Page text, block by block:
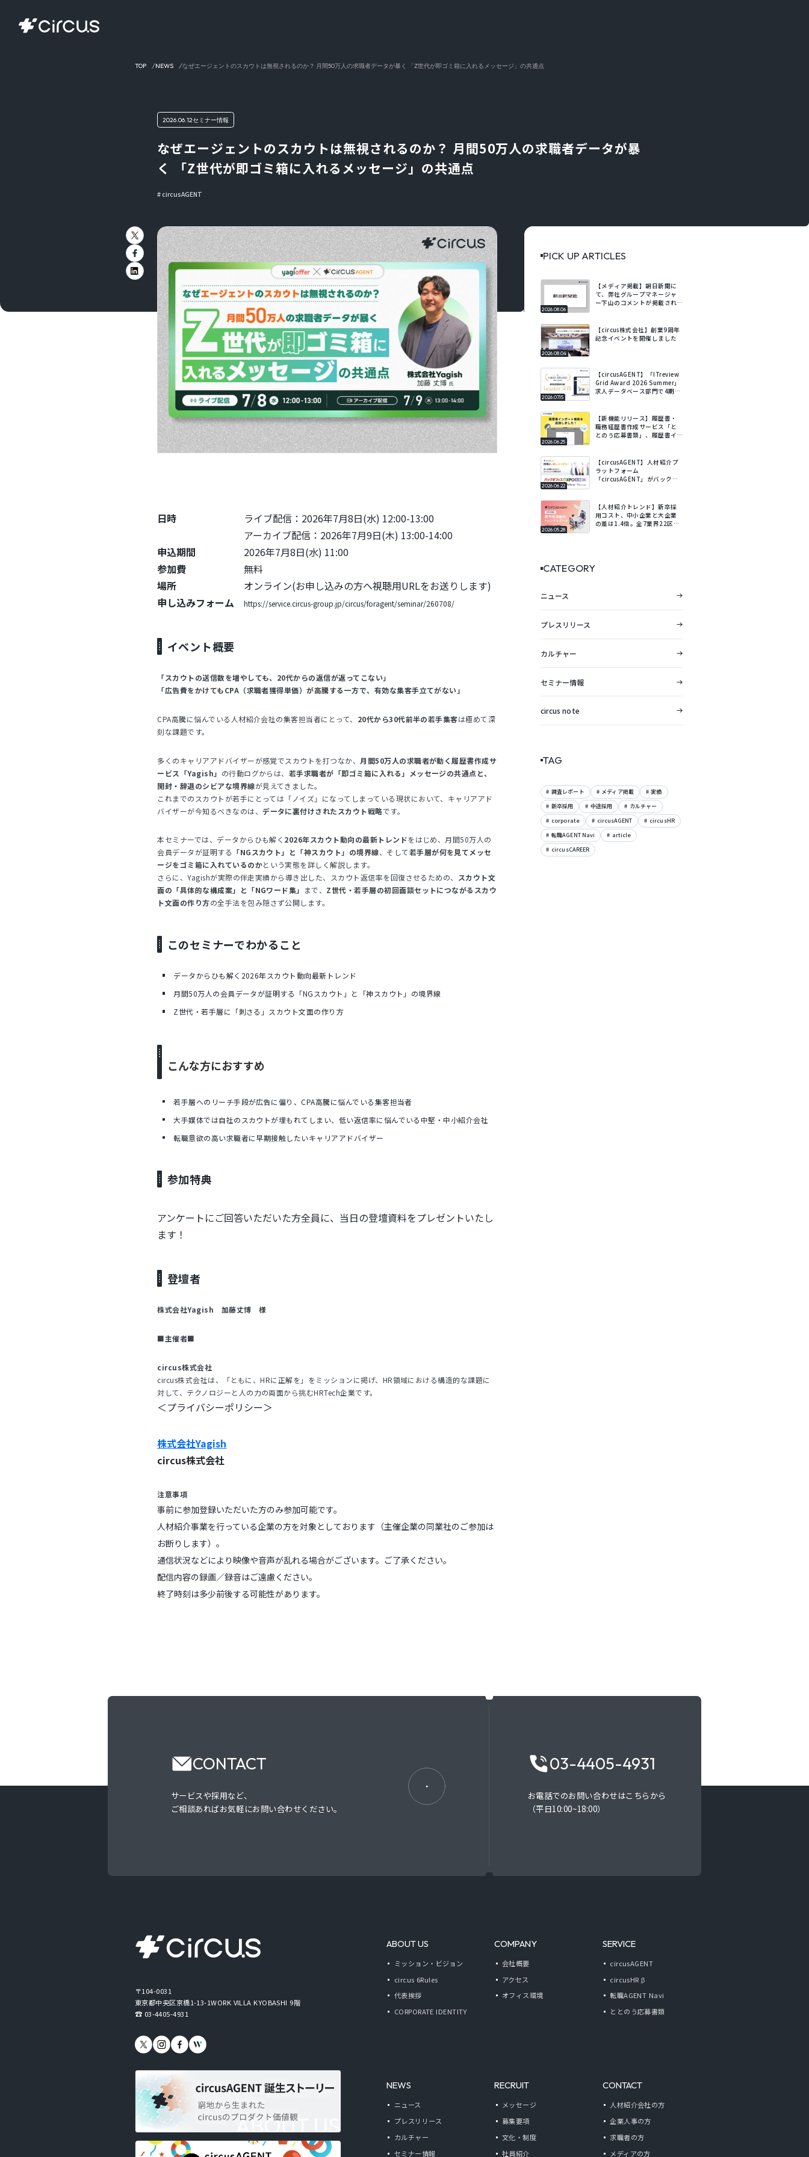
TOP NEWS なぜエージェントのスカウトは無視されるのか？ 月間50万人の求職者データが暴く 「Z世代が即ゴミ箱に入れるメッセージ」の共通点
2026.06.12セミナー情報
なぜエージェントのスカウトは無視されるのか？ 月間50万人の求職者データが暴
く 「Z世代が即ゴミ箱に入れるメッセージ」の共通点
circusAGENT
日時 ライブ配信： 2026年7月8日(水) 12:00-13:00
アーカイブ配信： 2026年7月9日(木) 13:00-14:00
申込期間 2026年7月8日(水) 11:00
参加費 無料
場所
オンライン(お申し込みの方へ視聴用URLをお送りします)
申し込みフォーム
https://service.circus-group.jp/circus/foragent/seminar/260708/
イベント概要
「スカウトの送信数を増やしても、20代からの返信が返ってこない」
「広告費をかけてもCPA（求職者獲得単価）が高騰する一方で、有効な集客手立てがない」
CPA高騰に悩んでいる人材紹介会社の集客担当者にとって、 20代から30代前半の若手集客は極めて深
刻な課題です。
多くのキャリアアドバイザーが感覚でスカウトを打つなか、 月間50万人の求職者が動く履歴書作成サ
ービス「Yagish」 の行動ログからは、 若手求職者が「即ゴミ箱に入れる」メッセージの共通点と、
開封・辞退のシビアな境界線が見えてきました。
これまでのスカウトが若手にとっては「ノイズ」になってしまっている現状において、キャリアアド
バイザーが今知るべきなのは、データに裏付けされたスカウト戦略です。
本セミナーでは、データからひも解く 2026年スカウト動向の最新トレンドをはじめ、月間50万人の
会員データが証明する 「NGスカウト」と「神スカウト」の境界線、そして若手層が何を見てメッセ
ージをゴミ箱に入れているのかという実態を詳しく解説します。
さらに、Yagishが実際の伴走実績から導き出した、スカウト返信率を回復させるための、 スカウト文
面の「具体的な構成案」と「NGワード集」 まで、 Z世代・若手層の初回面談セットにつながるスカウ
ト文面の作り方の全手法を包み隠さず公開します。
このセミナーでわかること
データからひも解く2026年スカウト動向最新トレンド
月間50万人の会員データが証明する「NGスカウト」と「神スカウト」の境界線
Z世代・若手層に「刺さる」スカウト文面の作り方
こんな方におすすめ
若手層へのリーチ手段が広告に偏り、CPA高騰に悩んでいる集客担当者
大手媒体では自社のスカウトが埋もれてしまい、低い返信率に悩んでいる中堅・中小紹介会社
転職意欲の高い求職者に早期接触したいキャリアアドバイザー
参加特典
アンケートにご回答いただいた方全員に、当日の登壇資料をプレゼントいたし
ます！
登壇者
株式会社Yagish 加藤丈博 様
■主催者■
circus株式会社
circus株式会社は、「ともに、HRに正解を」をミッションに掲げ、HR領域における構造的な課題に
対して、テクノロジーと人の力の両面から挑むHRTech企業です。
＜プライバシーポリシー＞
株式会社Yagish
circus株式会社
注意事項
事前に参加登録いただいた方のみ参加可能です。
人材紹介事業を行っている企業の方を対象としております（主催企業の同業社のご参加は
お断りします）。
通信状況などにより映像や音声が乱れる場合がございます。ご了承ください。
配信内容の録画／録音はご遠慮ください。
終了時刻は多少前後する可能性があります。
PICK UP ARTICLES
2026.08.06
【メディア掲載】朝日新聞に
て、弊社グループマネージャ
ー下山のコメントが掲載され
2026.08.04
【circus株式会社】創業9周年
記念イベントを開催しました
2026.07.15
【circusAGENT】「ITreview
Grid Award 2026 Summer」
求人データベース部門で4期連
2026.06.25
【新機能リリース】履歴書・
職務経歴書作成サービス「と
とのう応募書類」、履歴書イ
けでフォームに自動で入力。
2026.06.22
【circusAGENT】人材紹介プ
ラットフォーム
「circusAGENT」がバックオ
援。
2026.05.28
【人材紹介トレンド】新卒採
用コスト、中小企業と大企業
の差は1.4倍。全7業界22区
CATEGORY
ニュース
プレスリリース
カルチャー
セミナー情報
circus note
TAG
調査レポート メディア掲載
実績
新卒採用
中途採用
カルチャー
corporate
circusAGENT
circusHR
転職AGENT Navi
article
circusCAREER
CONTACT
サービスや採用など、
ご相談あればお気軽にお問い合わせください。
03-4405-4931
お電話でのお問い合わせはこちらから
（平日10:00~18:00）
〒104-0031
東京都中央区京橋1-13-1WORK VILLA KYOBASHI 9階
03-4405-4931
ABOUT US
ミッション・ビジョン
circus 6Rules
代表挨拶
CORPORATE IDENTITY
COMPANY
会社概要
アクセス
オフィス環境
SERVICE
circusAGENT
circusHR β
転職AGENT Navi
ととのう応募書類
NEWS
ニュース
プレスリリース
カルチャー
セミナー情報
RECRUIT
メッセージ
募集要項
文化・制度
社員紹介
CONTACT
人材紹介会社の方
企業人事の方
求職者の方
メディアの方